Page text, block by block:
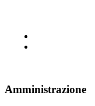
Amministrazione